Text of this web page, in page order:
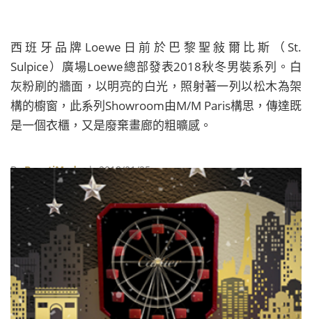
西班牙品牌Loewe日前於巴黎聖敍爾比斯（St.
Sulpice）廣場Loewe總部發表2018秋冬男裝系列。白
灰粉刷的牆面，以明亮的白光，照射著一列以松木為架
構的櫥窗，此系列Showroom由M/M Paris構思，傳達既
是一個衣櫃，又是廢棄畫廊的粗曠感。
ByBeautiMode| 2018/01/25